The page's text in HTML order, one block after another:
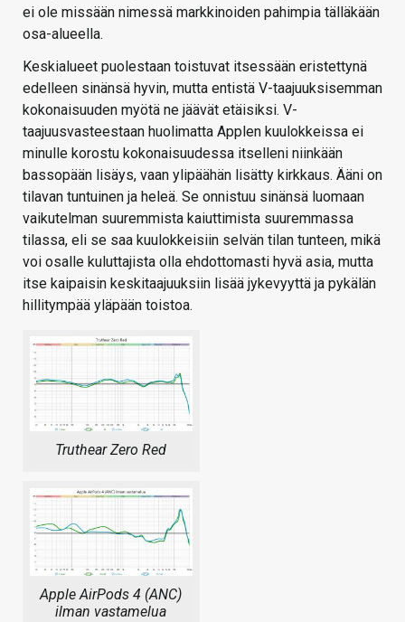
ei ole missään nimessä markkinoiden pahimpia tälläkään
osa-alueella.
Keskialueet puolestaan toistuvat itsessään eristettynä
edelleen sinänsä hyvin, mutta entistä V-taajuuksisemman
kokonaisuuden myötä ne jäävät etäisiksi. V-
taajuusvasteestaan huolimatta Applen kuulokkeissa ei
minulle korostu kokonaisuudessa itselleni niinkään
bassopään lisäys, vaan ylipäähän lisätty kirkkaus. Ääni on
tilavan tuntuinen ja heleä. Se onnistuu sinänsä luomaan
vaikutelman suuremmista kaiuttimista suuremmassa
tilassa, eli se saa kuulokkeisiin selvän tilan tunteen, mikä
voi osalle kuluttajista olla ehdottomasti hyvä asia, mutta
itse kaipaisin keskitaajuuksiin lisää jykevyyttä ja pykälän
hillitympää yläpään toistoa.
Truthear Zero Red
Apple AirPods 4 (ANC)
ilman vastamelua